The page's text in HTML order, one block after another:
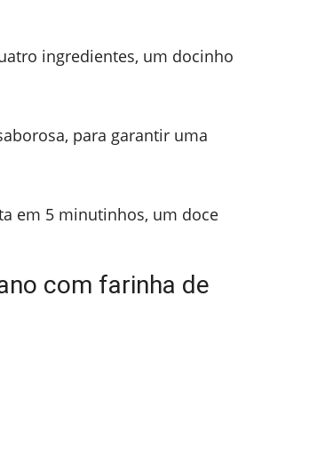
ingredientes, um docinho
para garantir uma
em 5 minutinhos, um doce
com farinha de